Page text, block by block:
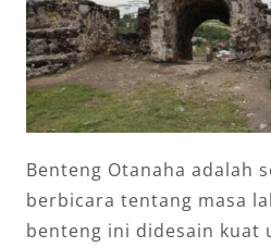
Benteng Otanaha adalah
berbicara tentang masa
benteng ini didesain kuat